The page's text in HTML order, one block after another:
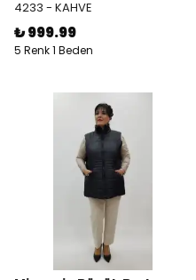
4233 - KAHVE
₺ 999.99
5 Renk 1 Beden